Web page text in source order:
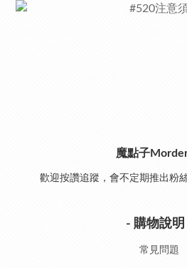
魔點子
歡迎按讚追蹤，會不定期推出粉
- 購物說明
常見問題